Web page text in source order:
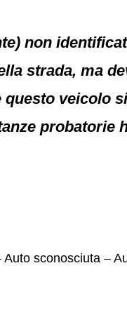
non
strada, ma
veicolo
probatorie
sconosciuta –